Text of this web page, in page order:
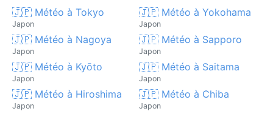
🇯🇵 Météo à Tokyo
Japon
🇯🇵 Météo à Yokohama
Japon
🇯🇵 Météo à Nagoya
Japon
🇯🇵 Météo à Sapporo
Japon
🇯🇵 Météo à Kyōto
Japon
🇯🇵 Météo à Saitama
Japon
🇯🇵 Météo à Hiroshima
Japon
🇯🇵 Météo à Chiba
Japon